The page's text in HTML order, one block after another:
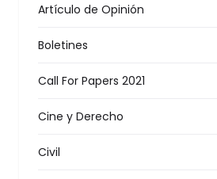
Artículo de Opinión
Boletines
Call For Papers 2021
Cine y Derecho
Civil